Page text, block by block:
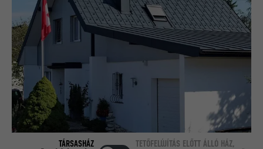
TÁRSASHÁZ
TETŐFELÚJÍTÁS ELŐTT ÁLLÓ HÁZ,
CÉL
ellenőrzésére, hogy a böngésző engedi-
e sütik elhelyezését. Azonosító
jellemzőket nem tartalmaz.
CÉL
A LinkedIn használja, ha egy weboldal
beágyazott nyomonkövetési ablakot
NÉV bcookie
SZOLGÁLTATÓ LinkedIn
FOLYAMAT 2 év